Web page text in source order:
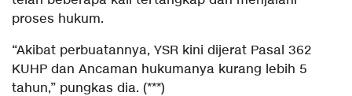
proses hukum.
“Akibat perbuatannya, YSR kini dijerat Pasal 362
KUHP dan Ancaman hukumanya kurang lebih 5
tahun,” pungkas dia. (***)